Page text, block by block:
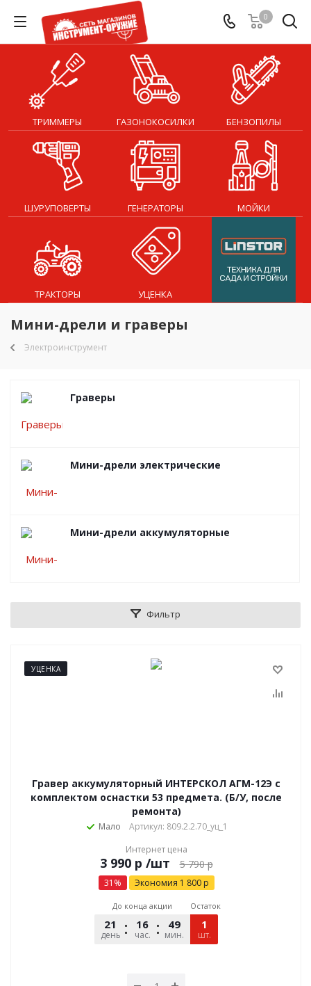
0
ТРИММЕРЫ ГАЗОНОКОСИЛКИ БЕНЗОПИЛЫ
ШУРУПОВЕРТЫ ГЕНЕРАТОРЫ МОЙКИ
ТРАКТОРЫ УЦЕНКА
Мини-дрели и граверы
Электроинструмент
Граверы
Мини-дрели электрические
Мини-дрели аккумуляторные
Фильтр
УЦЕНКА
Гравер аккумуляторный ИНТЕРСКОЛ АГМ-12Э с
комплектом оснастки 53 предмета. (Б/У, после
ремонта)
Мало
Артикул: 809.2.2.70_уц_1
Интернет цена
р /шт 5 790р
31 % Экономия 1 800р
До конца акции
21
день
16
час.
49
мин.
08
сек.
Остаток
1
шт.